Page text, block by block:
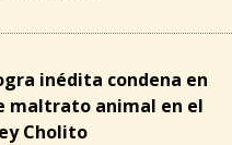
inédita condena en
maltrato animal en el
Cholito